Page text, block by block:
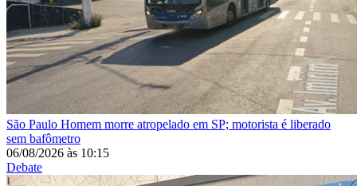
São Paulo Homem morre atropelado em SP; motorista é liberado
sem bafômetro
06/08/2026 às 10:15
Debate